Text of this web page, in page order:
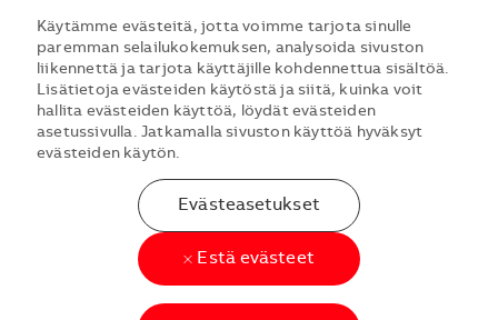
Käytämme evästeitä, jotta voimme tarjota sinulle
paremman selailukokemuksen, analysoida sivuston
liikennettä ja tarjota käyttäjille kohdennettua sisältöä.
Lisätietoja evästeiden käytöstä ja siitä, kuinka voit
hallita evästeiden käyttöä, löydät evästeiden
asetussivulla. Jatkamalla sivuston käyttöä hyväksyt
evästeiden käytön.
Evästeasetukset
Estä evästeet